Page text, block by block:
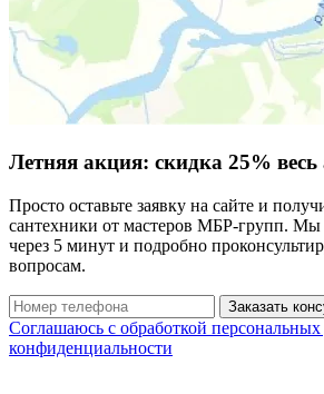
Летняя акция: скидка 25% весь
Просто оставьте заявку на сайте и
сантехники от мастеров МБР-групп.
через 5 минут и подробно
вопросам.
Заказать
Соглашаюсь с обработкой
конфиденциальности